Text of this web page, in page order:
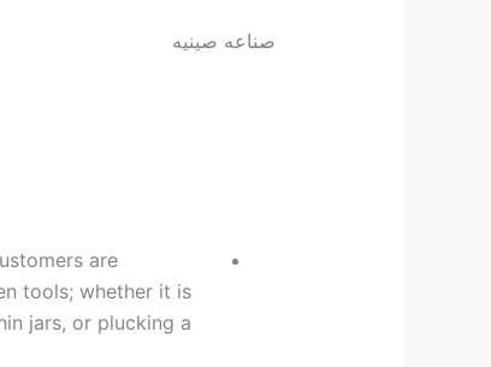
صناعه صينيه
are
tools; whether it is
jars, or plucking a